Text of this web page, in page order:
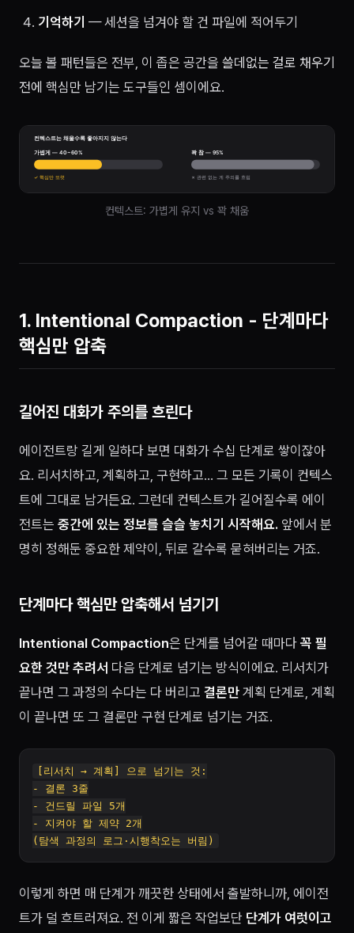
기억하기 — 세션을 넘겨야 할 건 파일에 적어두기
오늘 볼 패턴들은 전부, 이 좁은 공간을 쓸데없는 걸로 채우기
전에 핵심만 남기는 도구들인 셈이에요.
컨텍스트: 가볍게 유지 vs 꽉 채움
1. Intentional Compaction - 단계마다
핵심만 압축
길어진 대화가 주의를 흐린다
에이전트랑 길게 일하다 보면 대화가 수십 단계로 쌓이잖아
요. 리서치하고, 계획하고, 구현하고… 그 모든 기록이 컨텍스
트에 그대로 남거든요. 그런데 컨텍스트가 길어질수록 에이
전트는 중간에 있는 정보를 슬슬 놓치기 시작해요. 앞에서 분
명히 정해둔 중요한 제약이, 뒤로 갈수록 묻혀버리는 거죠.
단계마다 핵심만 압축해서 넘기기
Intentional Compaction은 단계를 넘어갈 때마다 꼭 필
요한 것만 추려서 다음 단계로 넘기는 방식이에요. 리서치가
끝나면 그 과정의 수다는 다 버리고 결론만 계획 단계로, 계획
이 끝나면 또 그 결론만 구현 단계로 넘기는 거죠.
[리서치 → 계획] 으로 넘기는 것:
- 결론 3줄
- 건드릴 파일 5개
- 지켜야 할 제약 2개
이렇게 하면 매 단계가 깨끗한 상태에서 출발하니까, 에이전
트가 덜 흐트러져요. 전 이게 짧은 작업보단 단계가 여럿이고